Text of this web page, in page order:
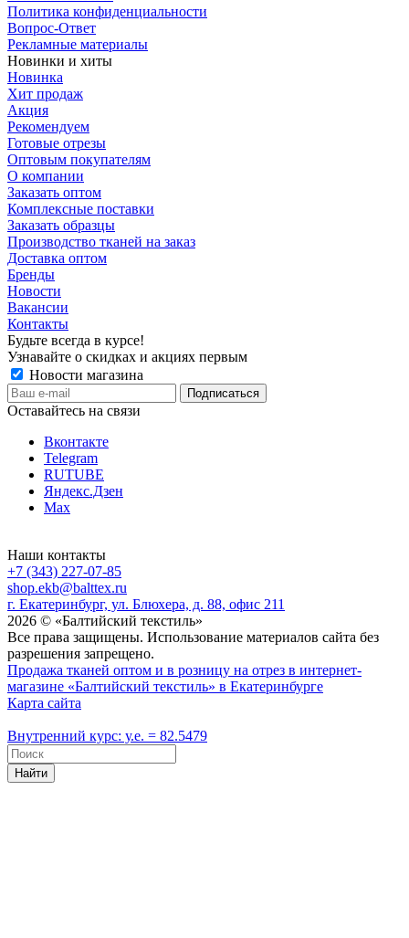
Политика конфиденциальности
Вопрос-Ответ
Рекламные материалы
Новинки и хиты
Новинка
Хит продаж
Акция
Рекомендуем
Готовые отрезы
Оптовым покупателям
О компании
Заказать оптом
Комплексные поставки
Заказать образцы
Производство тканей на заказ
Доставка оптом
Бренды
Новости
Вакансии
Контакты
Будьте всегда в курсе!
Узнавайте о скидках и акциях первым
Новости магазина
Оставайтесь на связи
Вконтакте
Telegram
RUTUBE
Яндекс.Дзен
Max
Наши контакты
+7 (343) 227-07-85
shop.ekb@balttex.ru
г. Екатеринбург, ул. Блюхера, д. 88, офис 211
2026 © «Балтийский текстиль»
Все права защищены. Использование материалов сайта без
разрешения запрещено.
Продажа тканей оптом и в розницу на отрез в интернет-
магазине «Балтийский текстиль» в Екатеринбурге
Карта сайта
Внутренний курс: у.е. = 82.5479
Найти